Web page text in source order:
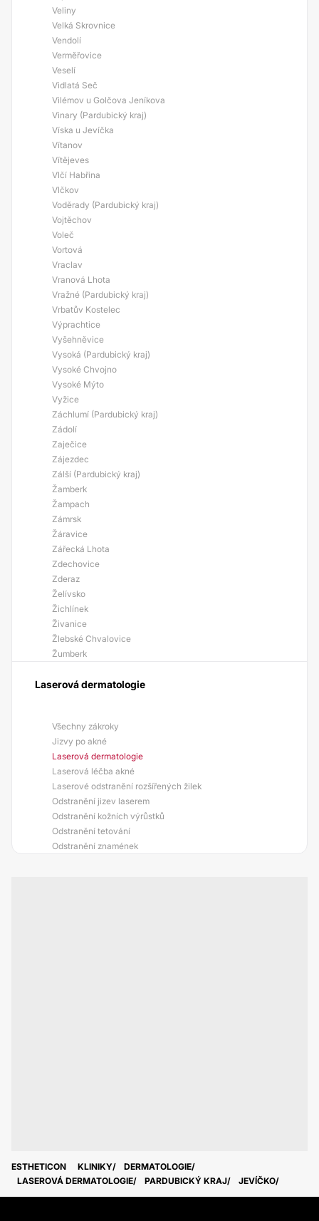
Veliny
Velká Skrovnice
Vendolí
Verměřovice
Veselí
Vidlatá Seč
Vilémov u Golčova Jeníkova
Vinary (Pardubický kraj)
Víska u Jevíčka
Vítanov
Vítějeves
Vlčí Habřina
Vlčkov
Voděrady (Pardubický kraj)
Vojtěchov
Voleč
Vortová
Vraclav
Vranová Lhota
Vražné (Pardubický kraj)
Vrbatův Kostelec
Výprachtice
Vyšehněvice
Vysoká (Pardubický kraj)
Vysoké Chvojno
Vysoké Mýto
Vyžice
Záchlumí (Pardubický kraj)
Zádolí
Zaječice
Zájezdec
Zálší (Pardubický kraj)
Žamberk
Žampach
Zámrsk
Žáravice
Zářecká Lhota
Zdechovice
Zderaz
Želívsko
Žichlínek
Živanice
Žlebské Chvalovice
Žumberk
Laserová dermatologie
Všechny zákroky
Jizvy po akné
Laserová dermatologie
Laserová léčba akné
Laserové odstranění rozšířených žilek
Odstranění jizev laserem
Odstranění kožních výrůstků
Odstranění tetování
Odstranění znamének
ESTHETICON KLINIKY
DERMATOLOGIE
LASEROVÁ DERMATOLOGIE
PARDUBICKÝ KRAJ JEVÍČKO